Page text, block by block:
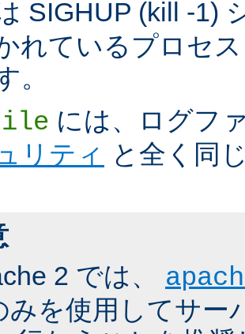
SIGHUP (kill -1)
れているプロセ
。
には、ログフ
リティ と全く同
2 では、
みを使用してサー